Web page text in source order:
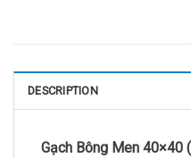
DESCRIPTION
Gạch Bông Men 40×40